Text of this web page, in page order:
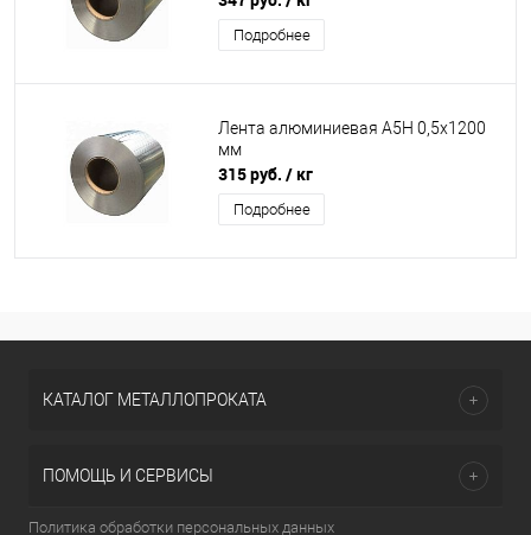
Подробнее
Лента алюминиевая А5Н 0,5х1200
мм
315 руб. / кг
Подробнее
КАТАЛОГ МЕТАЛЛОПРОКАТА
ПОМОЩЬ И СЕРВИСЫ
Политика обработки персональных данных